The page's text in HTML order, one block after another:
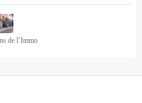
de l’Immo